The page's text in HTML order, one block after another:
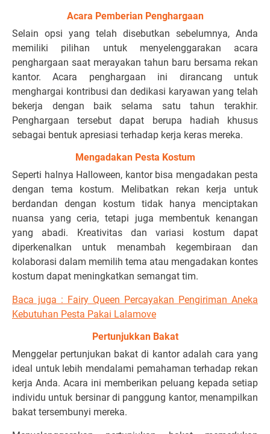
Acara Pemberian Penghargaan
Selain opsi yang telah disebutkan sebelumnya, Anda
memiliki pilihan untuk menyelenggarakan acara
penghargaan saat merayakan tahun baru bersama rekan
kantor. Acara penghargaan ini dirancang untuk
menghargai kontribusi dan dedikasi karyawan yang telah
bekerja dengan baik selama satu tahun terakhir.
Penghargaan tersebut dapat berupa hadiah khusus
sebagai bentuk apresiasi terhadap kerja keras mereka.
Mengadakan Pesta Kostum
Seperti halnya Halloween, kantor bisa mengadakan pesta
dengan tema kostum. Melibatkan rekan kerja untuk
berdandan dengan kostum tidak hanya menciptakan
nuansa yang ceria, tetapi juga membentuk kenangan
yang abadi. Kreativitas dan variasi kostum dapat
diperkenalkan untuk menambah kegembiraan dan
kolaborasi dalam memilih tema atau mengadakan kontes
kostum dapat meningkatkan semangat tim.
Baca juga : Fairy Queen Percayakan Pengiriman Aneka
Kebutuhan Pesta Pakai Lalamove
Pertunjukkan Bakat
Menggelar pertunjukan bakat di kantor adalah cara yang
ideal untuk lebih mendalami pemahaman terhadap rekan
kerja Anda. Acara ini memberikan peluang kepada setiap
individu untuk bersinar di panggung kantor, menampilkan
bakat tersembunyi mereka.